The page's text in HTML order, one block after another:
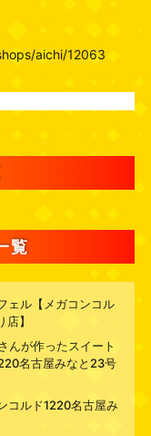
aichi/12063
覧
ェル【メガコンコル
】
んが作ったスイート
名古屋みなと23号
コルド1220名古屋み